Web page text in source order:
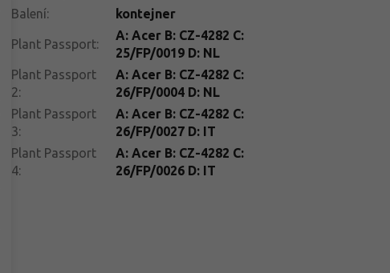
Balení: kontejner
Plant Passport:
A: Acer B: CZ-4282 C:
25/FP/0019 D: NL
Plant Passport
2:
A: Acer B: CZ-4282 C:
26/FP/0004 D: NL
Plant Passport
3:
A: Acer B: CZ-4282 C:
26/FP/0027 D: IT
Plant Passport
4:
A: Acer B: CZ-4282 C:
26/FP/0026 D: IT